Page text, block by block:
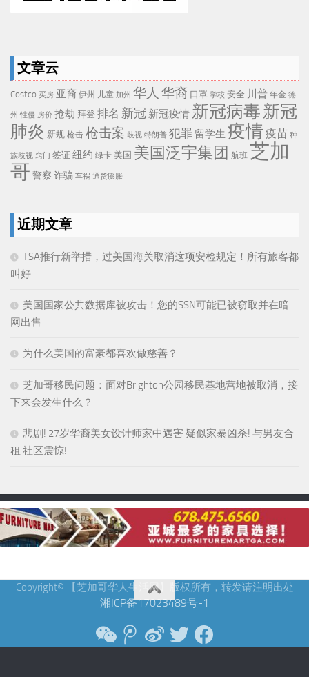
文章云
Costco 买房 亚裔 伊州 儿童 加州 华人 华裔 口罩 学校 安全 川普 年金 德
州 性侵 房价 抢劫 拜登 排名 新冠 新冠疫情 新冠病毒新冠
肺炎 新规 枪击 枪击案 歧视 特朗普 犯罪 留学生 疫情 疫苗 种
族歧视 窍门 签证 纽约 绿卡 美国 美国泛宇集团 航班 芝加
哥 警察 诈骗 车祸 通货膨胀
近期文章
TSA推行新举措，过美国海关取消这项安检规定！所有旅客都
叫好
美国国家公共数据库被攻击！您的SSN可能已被窃取并在暗
网出售
为什么美国的富豪都喜欢做慈善？
芝加哥移民问题：面对Brighton公园移民基地营地被取消，接
下来会发生什么？
悲剧! 27岁华裔美女设计师家中遇害 疑似家暴凶杀! 与男友合
租 社区震惊!
Copyright© 【芝加哥华人生活网】版权所有，转发请注明出处
湘ICP备17023489号-1